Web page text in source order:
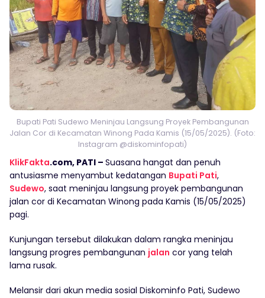
Bupati Pati Sudewo Meninjau Langsung Proyek Pembangunan
Jalan Cor di Kecamatan Winong Pada Kamis (15/05/2025). (Foto:
Instagram @diskominfopati)
KlikFakta.com, PATI – Suasana hangat dan penuh
antusiasme menyambut kedatangan Bupati Pati,
Sudewo, saat meninjau langsung proyek pembangunan
jalan cor di Kecamatan Winong pada Kamis (15/05/2025)
pagi.
Kunjungan tersebut dilakukan dalam rangka meninjau
langsung progres pembangunan jalan cor yang telah
lama rusak.
Melansir dari akun media sosial Diskominfo Pati, Sudewo